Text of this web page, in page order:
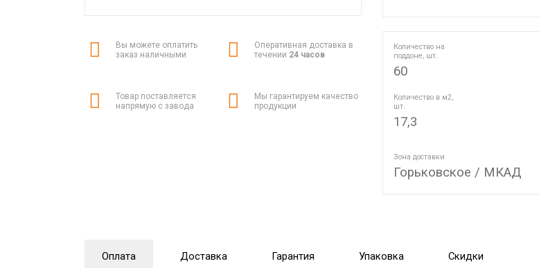
Вы можете оплатить
заказ наличными
Оперативная доставка в
течении 24 часов
Товар поставляется
напрямую с завода
Мы гарантируем качество
продукции
Количество на
поддоне, шт.
60
Количество в м2,
шт.
17,3
Зона доставки
Горьковское / МКАД
Оплата Доставка Гарантия Упаковка Скидки